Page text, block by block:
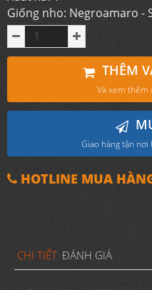
Giống nho: Negroamaro -
THÊM
Và xem thêm
Giao hàng tận nơi
HOTLINE MUA
CHI TIẾT ĐÁNH GIÁ